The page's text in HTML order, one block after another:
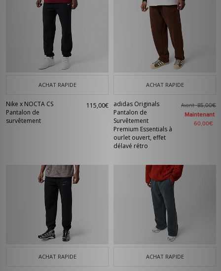
ACHAT RAPIDE
Nike x NOCTA CS
Pantalon de
survêtement
115,00€
ACHAT RAPIDE
adidas Originals
Pantalon de
Survêtement
Premium Essentials à
ourlet ouvert, effet
délavé rétro
Avant85,00€
Maintenant
60,00€
ACHAT RAPIDE ACHAT RAPIDE